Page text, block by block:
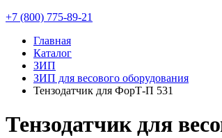
+7 (800) 775-89-21
Главная
Каталог
ЗИП
ЗИП для весового оборудования
Тензодатчик для ФорТ-П 531
Тензодатчик для